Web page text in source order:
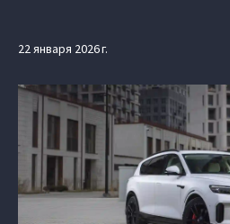
22 января 2026 г.